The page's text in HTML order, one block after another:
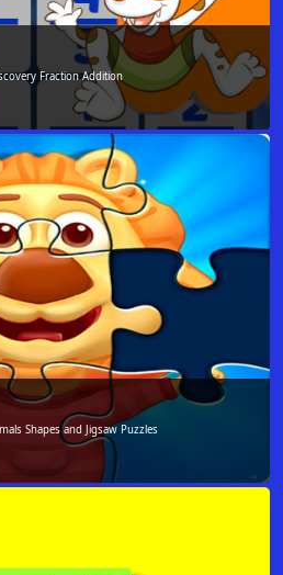
Fraction Addition
Shapes and Jigsaw Puzzles